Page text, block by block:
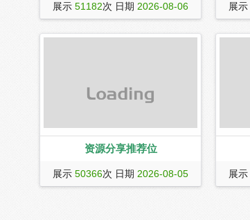
展示 51182次 日期 2026-08-06 展示
资源分享推荐位
展示 50366次 日期 2026-08-05 展示